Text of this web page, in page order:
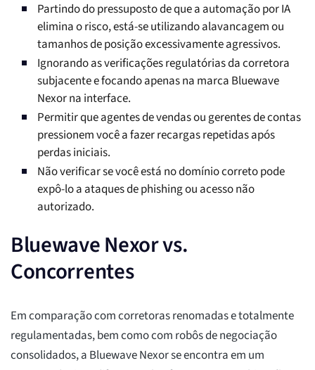
Partindo do pressuposto de que a automação por IA
elimina o risco, está-se utilizando alavancagem ou
tamanhos de posição excessivamente agressivos.
Ignorando as verificações regulatórias da corretora
subjacente e focando apenas na marca Bluewave
Nexor na interface.
Permitir que agentes de vendas ou gerentes de contas
pressionem você a fazer recargas repetidas após
perdas iniciais.
Não verificar se você está no domínio correto pode
expô-lo a ataques de phishing ou acesso não
autorizado.
Bluewave Nexor vs.
Concorrentes
Em comparação com corretoras renomadas e totalmente
regulamentadas, bem como com robôs de negociação
consolidados, a Bluewave Nexor se encontra em um